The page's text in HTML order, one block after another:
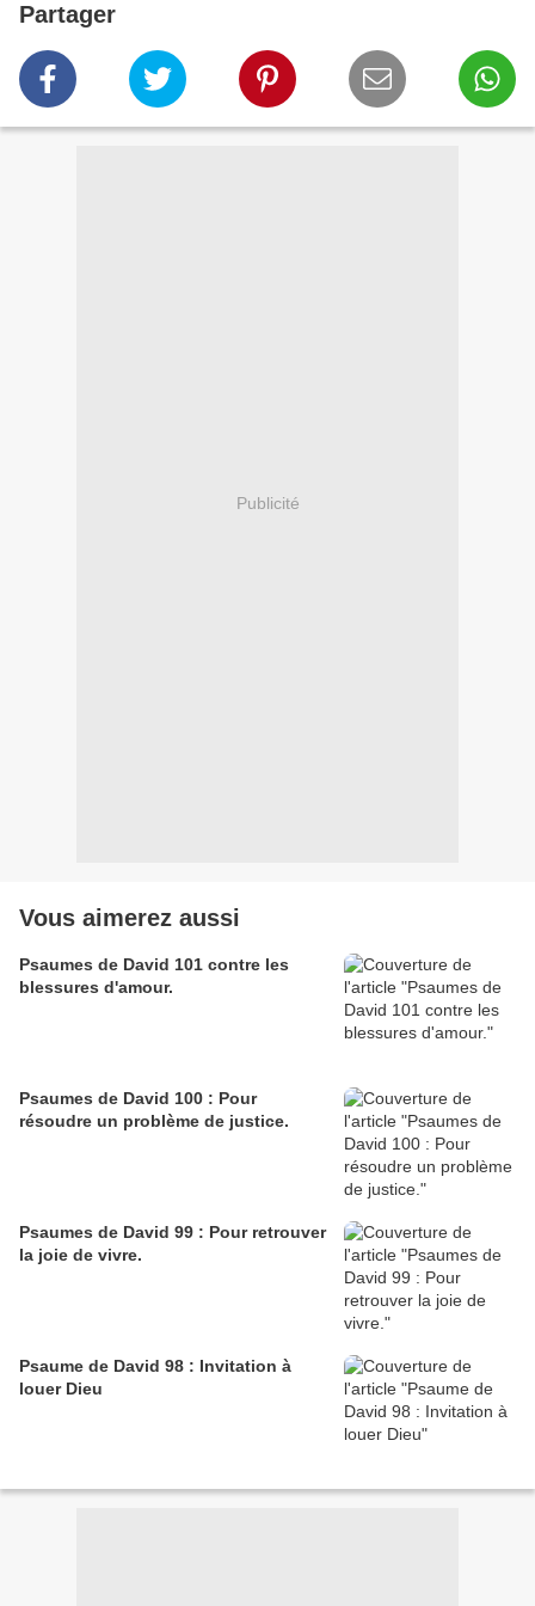
Partager
Publicité
Vous aimerez aussi
Psaumes de David 101 contre les
blessures d'amour.
Psaumes de David 100 : Pour
résoudre un problème de justice.
Psaumes de David 99 : Pour retrouver
la joie de vivre.
Psaume de David 98 : Invitation à
louer Dieu